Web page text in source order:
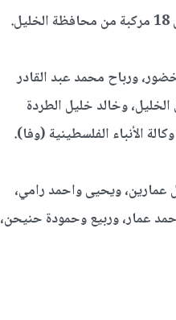
ورباح محمد عبد القادر
وخالد خليل الطردة
الأنباء الفلسطينية (وفا).
ويحيى واحمد رامي،
عمار، وربيع وحمودة حنيحن،